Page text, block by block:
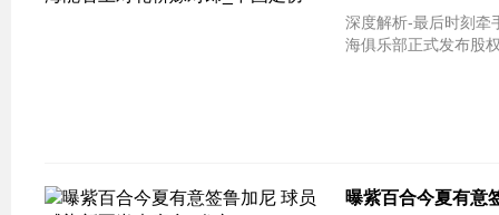
深度解析-最后时刻牵手万通 天
海俱乐部正式发布股
曝紫百合今夏有意